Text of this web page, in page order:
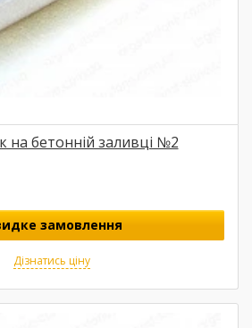
на бетонній заливці №2
замовлення
Дізнатись ціну